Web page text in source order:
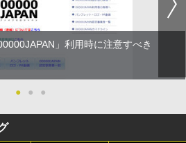
」利用時に注意すべき
● ● ●